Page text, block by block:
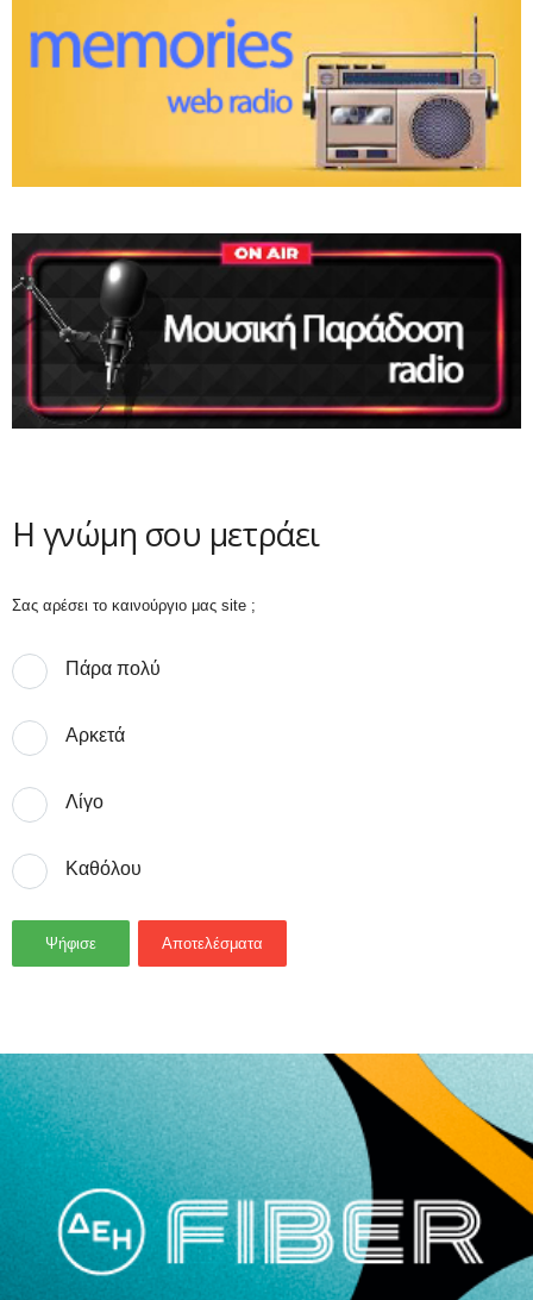
Η γνώμη σου μετράει
Σας αρέσει το καινούργιο μας site ;
Πάρα πολύ
Αρκετά
Λίγο
Καθόλου
Ψήφισε Αποτελέσματα
- Advertisement -